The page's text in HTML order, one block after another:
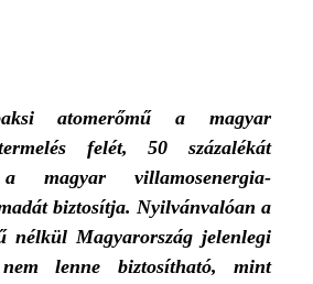
atomerőmű a magyar
termelés felét, 50 százalékát
magyar villamosenergia-
biztosítja. Nyilvánvalóan a
nélkül Magyarország jelenlegi
nem lenne biztosítható, mint